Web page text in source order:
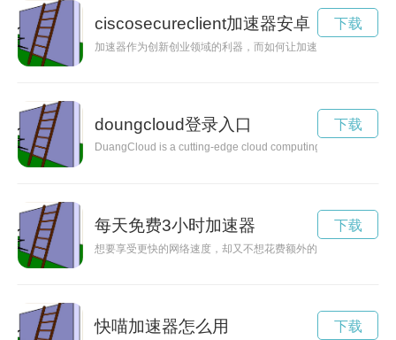
ciscosecureclient加速器安卓
加速器作为创新创业领域的利器，而如何让加速器更好地加速
下载
doungcloud登录入口
DuangCloud is a cutting-edge cloud computing platform that
下载
每天免费3小时加速器
想要享受更快的网络速度，却又不想花费额外的费用？现在有
下载
快喵加速器怎么用 下载